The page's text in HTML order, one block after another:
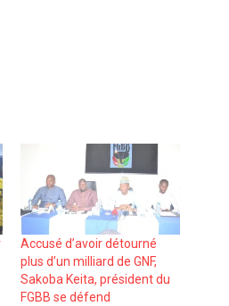
Accusé d’avoir détourné
plus d’un milliard de GNF,
Sakoba Keita, président du
FGBB se défend